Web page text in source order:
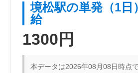
境松駅の単発（1日
給
1300円
本データは2026年08月08日時点